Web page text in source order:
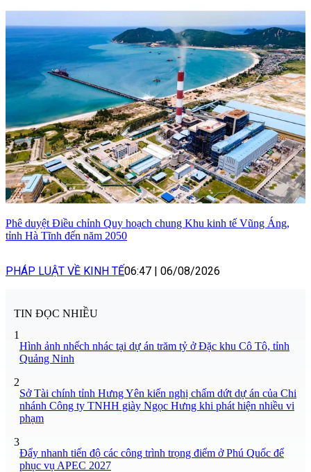
Phê duyệt Điều chỉnh Quy hoạch chung Khu kinh tế Vũng Áng,
tỉnh Hà Tĩnh đến năm 2050
PHÁP LUẬT VỀ KINH TẾ06:47 06/08/2026
TIN ĐỌC NHIỀU
1
Hình ảnh nhếch nhác tại dự án trăm tỷ ở Đặc khu Cô Tô, tỉnh
Quảng Ninh
2
Sở Tài chính tỉnh Hưng Yên kiến nghị chấm dứt dự án của Chi
nhánh Công ty TNHH giày Ngọc Hưng khi phát hiện nhiều vi
phạm
3
Đẩy nhanh tiến độ các công trình trọng điểm ở Phú Quốc để
phục vụ APEC 2027